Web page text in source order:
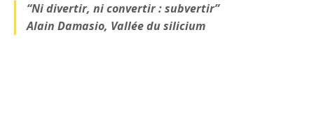
“Ni divertir, ni convertir : subvertir”
Alain Damasio, Vallée du silicium